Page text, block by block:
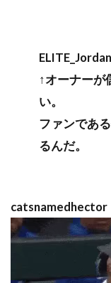
↑オーナーが
い。
ファンであ
るんだ。
catsnamedhector